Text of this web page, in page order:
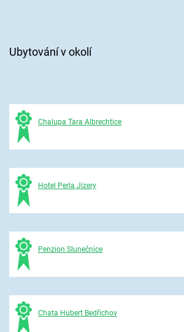
Ubytování v okolí
Chalupa Tara Albrechtice
Hotel Perla Jizery
Penzion Slunečnice
Chata Hubert Bedřichov